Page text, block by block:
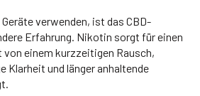
verwenden, ist das CBD-
Erfahrung. Nikotin sorgt für einen
von einem kurzzeitigen Rausch,
Klarheit und länger anhaltende